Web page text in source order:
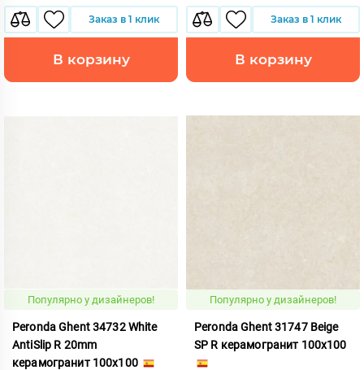
Заказ в 1 клик
В корзину
Заказ в 1 клик
В корзину
Популярно у дизайнеров!
Peronda Ghent 34732 White
AntiSlip R 20mm
керамогранит 100x100
Популярно у дизайнеров!
Peronda Ghent 31747 Beige
SP R керамогранит 100x100